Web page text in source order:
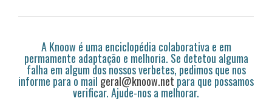
A Knoow é uma enciclopédia colaborativa e em
permamente adaptação e melhoria. Se detetou alguma
falha em algum dos nossos verbetes, pedimos que nos
informe para o mail geral@knoow.netpara que possamos
verificar. Ajude-nos a melhorar.